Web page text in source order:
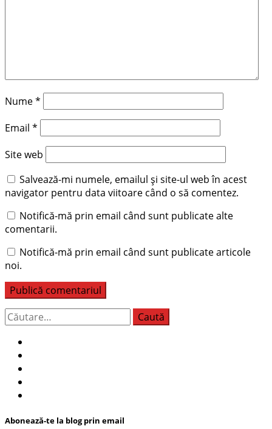
Nume*
Email *
Site web
Salvează-mi numele, emailul și site-ul web în acest
navigator pentru data viitoare când o să comentez.
Notifică-mă prin email când sunt publicate alte
comentarii.
Notifică-mă prin email când sunt publicate articole
noi.
Caută
după:
Abonează-te la blog prin email